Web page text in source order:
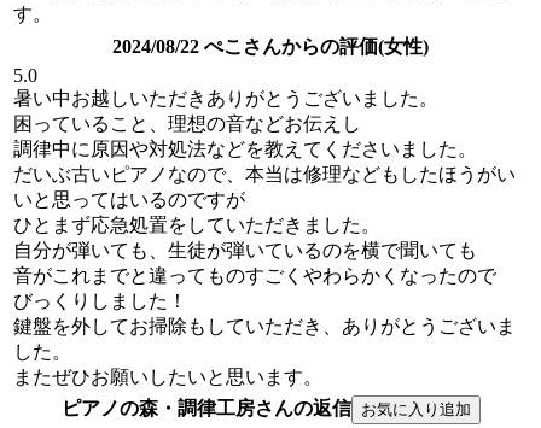
す。
2024/08/22 ぺこさんからの評価(女性)
5.0
暑い中お越しいただきありがとうございました。
困っていること、理想の音などお伝えし
調律中に原因や対処法などを教えてくださいました。
だいぶ古いピアノなので、本当は修理などもしたほうがい
いと思ってはいるのですが
ひとまず応急処置をしていただきました。
自分が弾いても、生徒が弾いているのを横で聞いても
音がこれまでと違ってものすごくやわらかくなったので
びっくりしました！
鍵盤を外してお掃除もしていただき、ありがとうございま
した。
またぜひお願いしたいと思います。
ピアノの森・調律工房さんの返信